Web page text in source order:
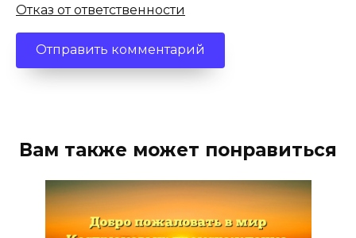
Отказ от ответственности
Вам также может понравиться